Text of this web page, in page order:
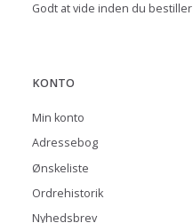
Godt at vide inden du bestiller
KONTO
Min konto
Adressebog
Ønskeliste
Ordrehistorik
Nyhedsbrev